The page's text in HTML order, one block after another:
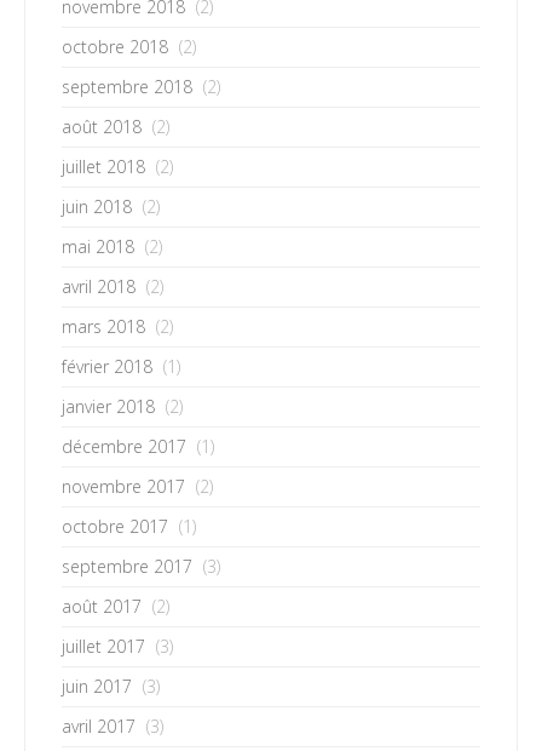
novembre 2018 (2)
octobre 2018 (2)
septembre 2018 (2)
août 2018 (2)
juillet 2018 (2)
juin 2018 (2)
mai 2018 (2)
avril 2018 (2)
mars 2018 (2)
février 2018 (1)
janvier 2018 (2)
décembre 2017 (1)
novembre 2017 (2)
octobre 2017 (1)
septembre 2017 (3)
août 2017 (2)
juillet 2017 (3)
juin 2017 (3)
avril 2017 (3)